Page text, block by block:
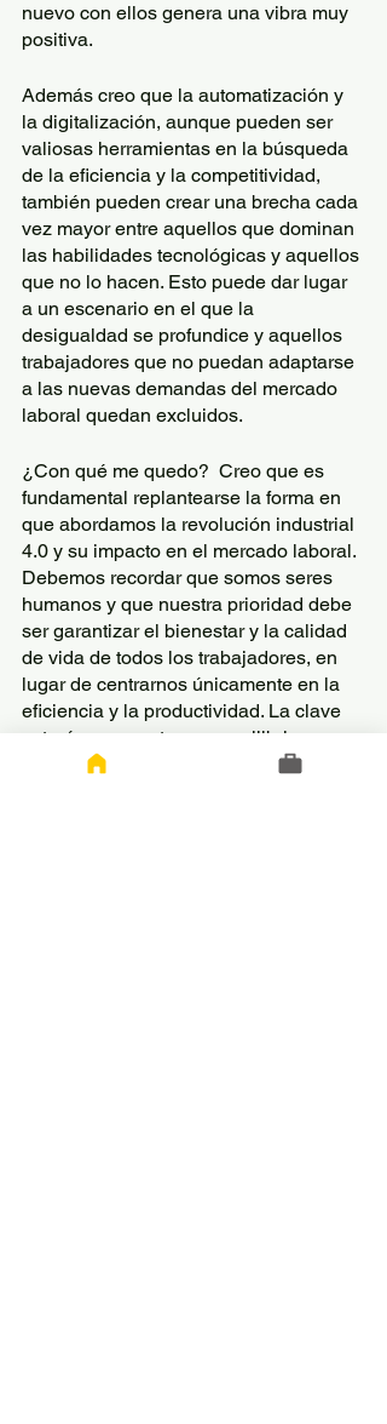
nuevo con ellos genera una vibra muy
positiva.
Además creo que la automatización y
la digitalización, aunque pueden ser
valiosas herramientas en la búsqueda
de la eficiencia y la competitividad,
también pueden crear una brecha cada
vez mayor entre aquellos que dominan
las habilidades tecnológicas y aquellos
que no lo hacen. Esto puede dar lugar
a un escenario en el que la
desigualdad se profundice y aquellos
trabajadores que no puedan adaptarse
a las nuevas demandas del mercado
laboral quedan excluidos.
¿Con qué me quedo?  Creo que es
fundamental replantearse la forma en
que abordamos la revolución industrial
4.0 y su impacto en el mercado laboral.
Debemos recordar que somos seres
humanos y que nuestra prioridad debe
ser garantizar el bienestar y la calidad
de vida de todos los trabajadores, en
lugar de centrarnos únicamente en la
eficiencia y la productividad. La clave
estará en encontrar un equilibrio que
nos permita aprovechar al máximo las